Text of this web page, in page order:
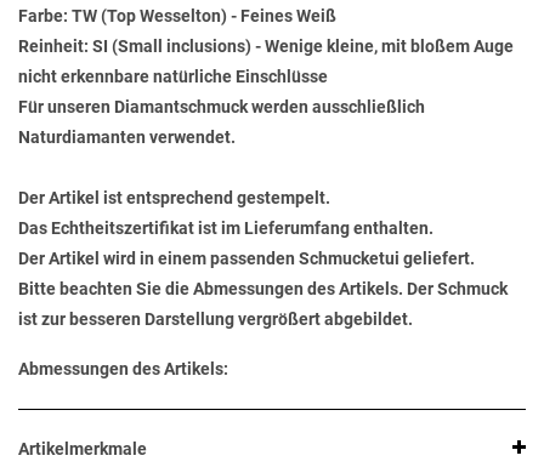
Farbe: TW (Top Wesselton) - Feines Weiß
Reinheit: SI (Small inclusions) - Wenige kleine, mit bloßem Auge
nicht erkennbare natürliche Einschlüsse
Für unseren Diamantschmuck werden ausschließlich
Naturdiamanten verwendet.
Der Artikel ist entsprechend gestempelt.
Das Echtheitszertifikat ist im Lieferumfang enthalten.
Der Artikel wird in einem passenden Schmucketui geliefert.
Bitte beachten Sie die Abmessungen des Artikels. Der Schmuck
ist zur besseren Darstellung vergrößert abgebildet.
Abmessungen des Artikels:
Artikelmerkmale